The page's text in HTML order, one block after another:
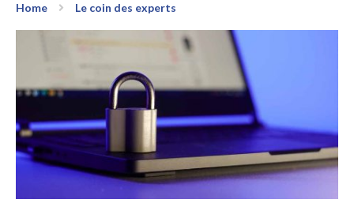
Home Le coin des experts